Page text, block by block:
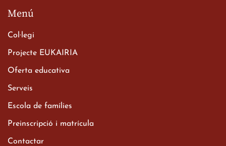
Xerrada del Sr. Bisbe als
Batxillerat
Menú
Col·legi
Projecte EUKAIRIA
Oferta educativa
Serveis
Escola de famílies
Preinscripció i matrícula
Contactar